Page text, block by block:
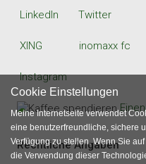
LinkedIn Twitter
XING inomaxx fc
Instagram
Rechtliche Angaben
Cookie Einstellungen
Meine Internetseite verwendet
eine benutzerfreundliche, sichere
Verfügung zu stellen. Wenn Sie
die Verwendung dieser